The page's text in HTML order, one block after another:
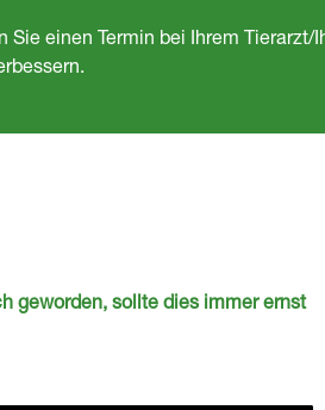
Sie einen Termin bei Ihrem
geworden, sollte dies immer ernst